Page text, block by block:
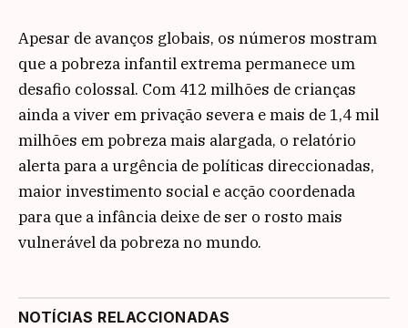
Apesar de avanços globais, os números mostram
que a pobreza infantil extrema permanece um
desafio colossal. Com 412 milhões de crianças
ainda a viver em privação severa e mais de 1,4 mil
milhões em pobreza mais alargada, o relatório
alerta para a urgência de políticas direccionadas,
maior investimento social e acção coordenada
para que a infância deixe de ser o rosto mais
vulnerável da pobreza no mundo.
NOTÍCIAS RELACCIONADAS